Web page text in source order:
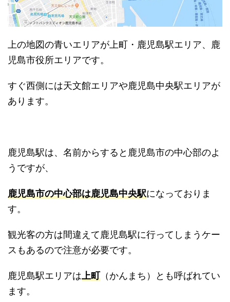
上の地図の青いエリアが上町・鹿児島駅エリア、鹿
児島市役所エリアです。
すぐ西側には天文館エリアや鹿児島中央駅エリアが
あります。
鹿児島駅は、名前からすると鹿児島市の中心部のよ
うですが、
鹿児島市の中心部は鹿児島中央駅になっておりま
す。
観光客の方は間違えて鹿児島駅に行ってしまうケー
スもあるので注意が必要です。
鹿児島駅エリアは上町（かんまち）とも呼ばれてい
ます。